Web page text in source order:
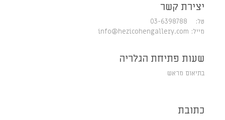
יצירת קשר
טל: 03-6398788
מייל: info@hezicohengallery.com
שעות פתיחת הגלריה
בתיאום מראש
כתובת